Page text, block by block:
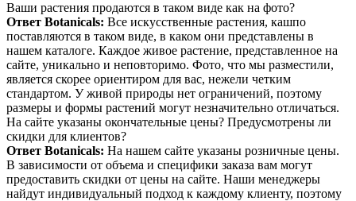
Ваши растения продаются в таком виде как на фото?
Ответ Botanicals: Все искусственные растения, кашпо
поставляются в таком виде, в каком они представлены в
нашем каталоге. Каждое живое растение, представленное на
сайте, уникально и неповторимо. Фото, что мы разместили,
является скорее ориентиром для вас, нежели четким
стандартом. У живой природы нет ограничений, поэтому
размеры и формы растений могут незначительно отличаться.
На сайте указаны окончательные цены? Предусмотрены ли
скидки для клиентов?
Ответ Botanicals: На нашем сайте указаны розничные цены.
В зависимости от объема и специфики заказа вам могут
предоставить скидки от цены на сайте. Наши менеджеры
найдут индивидуальный подход к каждому клиенту, поэтому